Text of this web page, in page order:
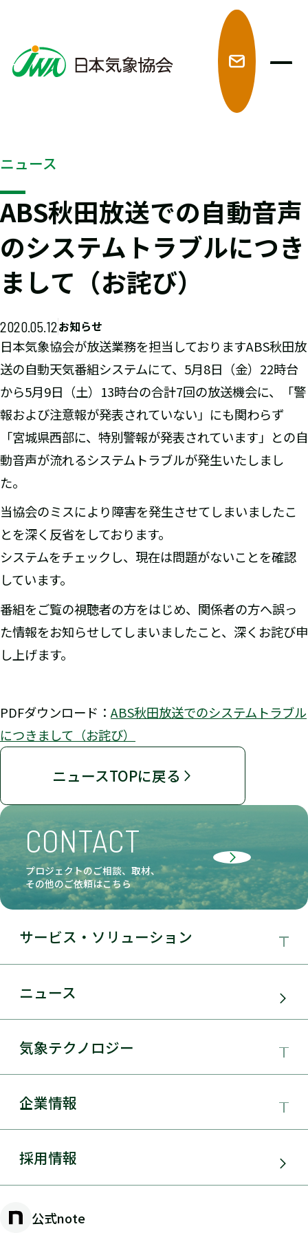
ニュース
ABS秋田放送での自動音声
のシステムトラブルにつき
まして（お詫び）
2020.05.12お知らせ
日本気象協会が放送業務を担当しておりますABS秋田放
送の自動天気番組システムにて、5月8日（金）22時台
から5月9日（土）13時台の合計7回の放送機会に、「警
報および注意報が発表されていない」にも関わらず
「宮城県西部に、特別警報が発表されています」との自
動音声が流れるシステムトラブルが発生いたしまし
た。
当協会のミスにより障害を発生させてしまいましたこ
とを深く反省をしております。
システムをチェックし、現在は問題がないことを確認
しています。
番組をご覧の視聴者の方をはじめ、関係者の方へ誤っ
た情報をお知らせしてしまいましたこと、深くお詫び申
し上げます。
PDFダウンロード： ABS秋田放送でのシステムトラブル
につきまして（お詫び）
ニュースTOPに戻る
CONTACT
プロジェクトのご相談、取材、
その他のご依頼はこちら
サービス・ソリューション
サービス・ソリューション
太陽光発電
環境アセスメント
防災・危機管理・気候変動対策
ニュース
気象テクノロジー
気象テクノロジー
総合数値気象予測システムSYNFOS
物理学的手法とAIを用いた日射量の短時間予測
手法の開発
企業情報
日本気象協会とは
組織概要
沿革
採用情報
公式note